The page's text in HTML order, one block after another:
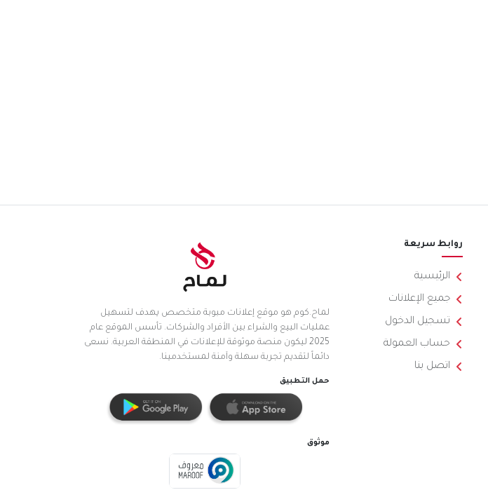
روابط سريعة
الرئيسية
جميع الإعلانات
تسجيل الدخول
حساب العمولة
اتصل بنا
لماح.كوم هو موقع إعلانات مبوبة متخصص يهدف لتسهيل
عمليات البيع والشراء بين الأفراد والشركات. تأسس الموقع عام
2025 ليكون منصة موثوقة للإعلانات في المنطقة العربية. نسعى
دائماً لتقديم تجربة سهلة وآمنة لمستخدمينا.
حمل التطبيق
موثوق